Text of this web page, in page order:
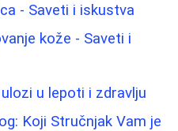
- Saveti i iskustva
kože - Saveti i
u lepoti i zdravlju
Koji Stručnjak Vam je